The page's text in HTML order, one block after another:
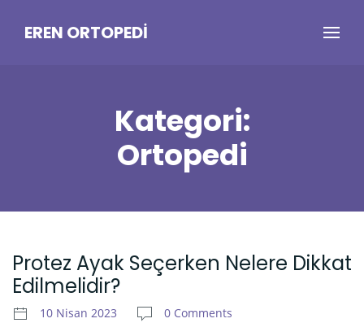
EREN ORTOPEDI
Kategori:
Ortopedi
Protez Ayak Seçerken Nelere Dikkat
Edilmelidir?
10 Nisan 2023 0 Comments